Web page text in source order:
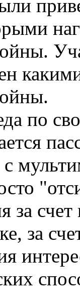
по
за
за